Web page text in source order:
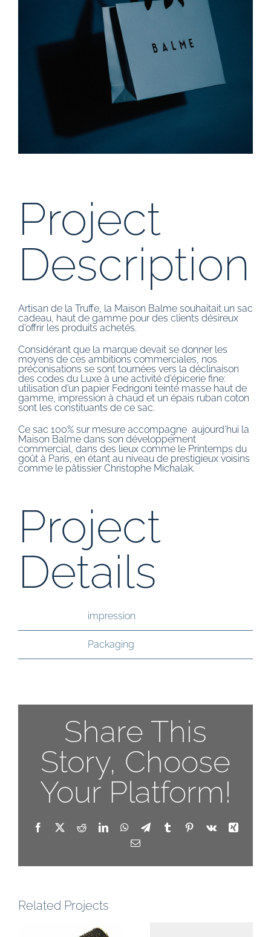
Nous contacter
Showroom privé
Project
Description
Artisan de la Truffe, la Maison Balme souhaitait un sac
cadeau, haut de gamme pour des clients désireux
d’offrir les produits achetés.
Considérant que la marque devait se donner les
moyens de ces ambitions commerciales, nos
préconisations se sont tournées vers la déclinaison
des codes du Luxe à une activité d’épicerie fine:
utilisation d’un papier Fedrigoni teinté masse haut de
gamme, impression à chaud et un épais ruban coton
sont les constituants de ce sac.
Ce sac 100% sur mesure accompagne aujourd’hui la
Maison Balme dans son développement
commercial, dans des lieux comme le Printemps du
goût à Paris, en étant au niveau de prestigieux voisins
comme le pâtissier Christophe Michalak.
Project
Details
impression
Packaging
Share This
Story, Choose
Your Platform!
Facebook
X RedditLinkedInWhatsApp
TelegramTumblrPinterest
Vk
Xing
Email
Related Projects